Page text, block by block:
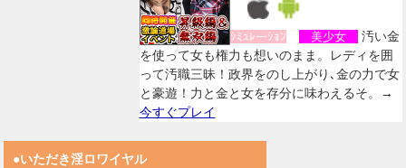
ｼﾐｭﾚーｼｮﾝ 美少女
汚い金
を使って女も権力も想いのまま。レディを囲
って汚職三昧！政界をのし上がり､金の力で女
と豪遊！力と金と女を存分に味わえるそ。→
今すぐプレイ
●いただき淫ロワイヤル